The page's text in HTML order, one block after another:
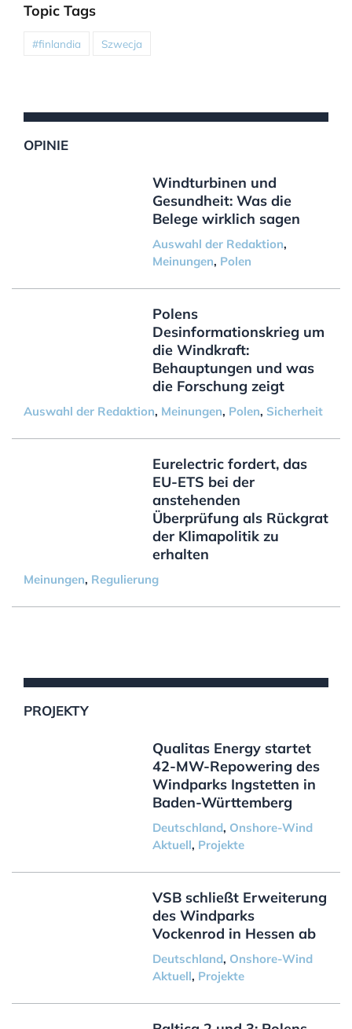
Topic Tags
#finlandia Szwecja
OPINIE
Windturbinen und
Gesundheit: Was die
Belege wirklich sagen
Auswahl der Redaktion,
Meinungen, Polen
Polens
Desinformationskrieg um
die Windkraft:
Behauptungen und was
die Forschung zeigt
Auswahl der Redaktion, Meinungen, Polen, Sicherheit
Eurelectric fordert, das
EU-ETS bei der
anstehenden
Überprüfung als Rückgrat
der Klimapolitik zu
erhalten
Meinungen, Regulierung
PROJEKTY
Qualitas Energy startet
42-MW-Repowering des
Windparks Ingstetten in
Baden-Württemberg
Deutschland, Onshore-Wind
Aktuell, Projekte
VSB schließt Erweiterung
des Windparks
Vockenrod in Hessen ab
Deutschland, Onshore-Wind
Aktuell, Projekte